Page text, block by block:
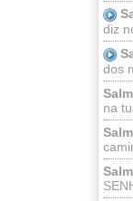
diz
dos
na